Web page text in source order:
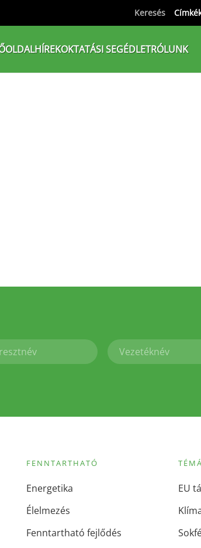
Keresés
HÍREKOKTATÁSI SEGÉDLETRÓLUNK
FENNTARTHATÓ
Energetika
Élelmezés
Fenntartható fejlődés
EU